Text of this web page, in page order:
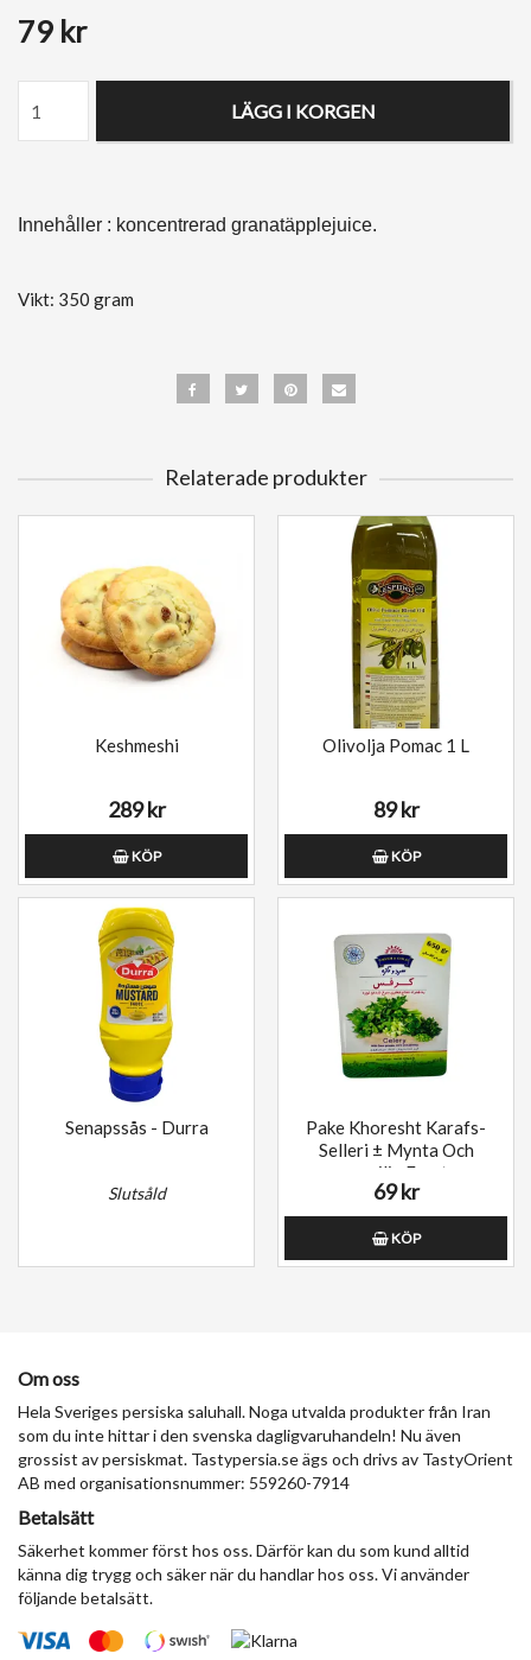
79 kr
LÄGG I KORGEN
Innehåller : koncentrerad granatäpplejuice.
Vikt: 350 gram
Relaterade produkter
Keshmeshi
289 kr
KÖP
Olivolja Pomac 1 L
89 kr
KÖP
Senapssås - Durra
Slutsåld
Pake Khoresht Karafs-
Selleri ± Mynta Och
persilja Fryst
69 kr
KÖP
Om oss
Hela Sveriges persiska saluhall. Noga utvalda produkter från Iran
som du inte hittar i den svenska dagligvaruhandeln! Nu även
grossist av persiskmat. Tastypersia.se ägs och drivs av TastyOrient
AB med organisationsnummer: 559260-7914
Betalsätt
Säkerhet kommer först hos oss. Därför kan du som kund alltid
känna dig trygg och säker när du handlar hos oss. Vi använder
följande betalsätt.